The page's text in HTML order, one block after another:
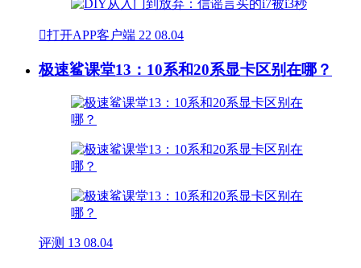
打开APP客户端 22 08.04
极速鲨课堂13：10系和20系显卡区别在哪？
评测 13 08.04